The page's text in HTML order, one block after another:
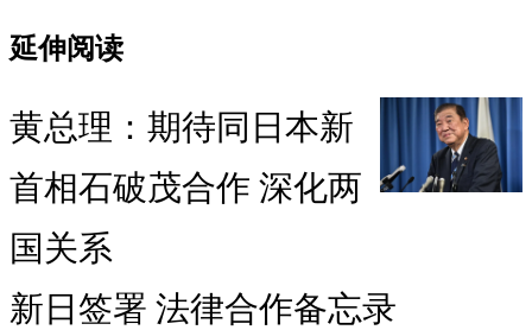
延伸阅读
黄总理：期待同日本新
首相石破茂合作 深化两
国关系
新日签署 法律合作备忘录